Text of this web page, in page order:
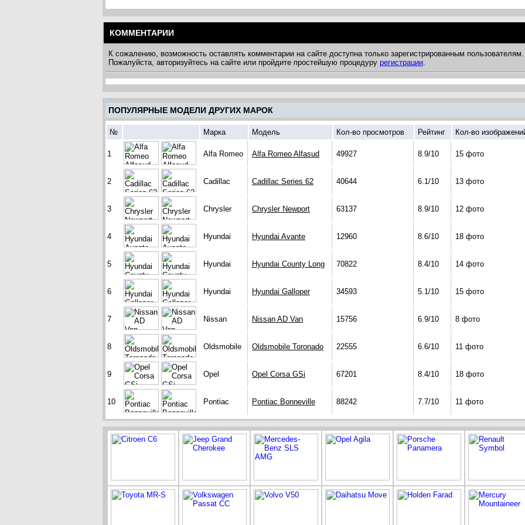
КОММЕНТАРИИ
К сожалению, возможность оставлять комментарии на сайте доступна только зарегистрированным пользователям.
Пожалуйста, авторизуйтесь на сайте или пройдите простейшую процедуру регистрации.
ПОПУЛЯРНЫЕ МОДЕЛИ ДРУГИХ МАРОК
№ Марка Модель Кол-во просмотров Рейтинг Кол-во
1 Alfa Romeo Alfa Romeo Alfasud 49927 8.9/10 15 фото
2 Cadillac Cadillac Series 62 40644 6.1/10 13 фото
3 Chrysler Chrysler Newport 63137 8.9/10 12 фото
4 Hyundai Hyundai Avante 12960 8.6/10 18 фото
5 Hyundai Hyundai County Long 70822 8.4/10 14 фото
6 Hyundai Hyundai Galloper 34593 5.1/10 15 фото
7 Nissan Nissan AD Van 15756 6.9/10 8 фото
8 Oldsmobile Oldsmobile Toronado 22555 6.6/10 11 фото
9 Opel Opel Corsa GSi 67201 8.4/10 18 фото
10 Pontiac Pontiac Bonneville 88242 7.7/10 11 фото